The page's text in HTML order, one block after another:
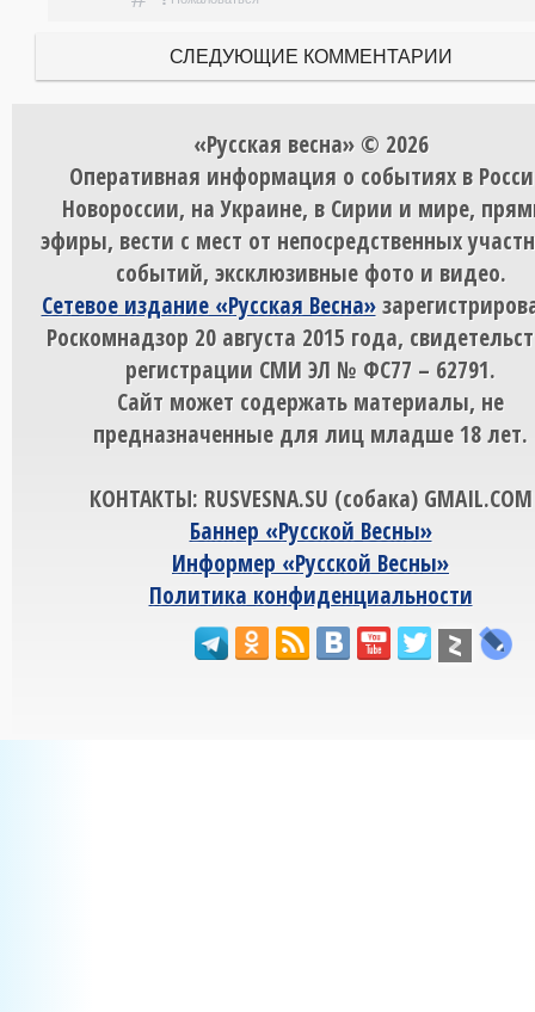
СЛЕДУЮЩИЕ КОММЕНТАРИИ
«Русская весна» © 2026
Оперативная информация о событиях в
Новороссии, на Украине, в Сирии и мире,
эфиры, вести с мест от непосредственных
событий, эксклюзивные фото и видео.
Сетевое издание «Русская Весна»
Роскомнадзор 20 августа 2015 года,
регистрации СМИ ЭЛ № ФС77 – 62791.
Сайт может содержать материалы, не
предназначенные для лиц младше 18 лет.
КОНТАКТЫ: RUSVESNA.SU (собака) GMAIL.COM
Баннер «Русской Весны»
Информер «Русской Весны»
Политика конфиденциальности